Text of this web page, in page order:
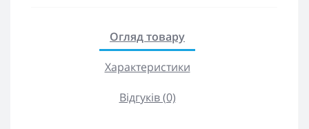
Огляд товару
Характеристики
Відгуків (0)